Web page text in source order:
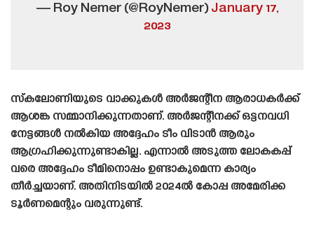
— Roy Nemer (@RoyNemer)January 17,
2023
സ്‌കലോണിയുടെ വാക്കുകൾ അർജന്റീന ആരാധകർക്ക്
ആശങ്ക സമ്മാനിക്കുന്നതാണ്. അർജന്റീനക്ക് ഒട്ടനവധി
നേട്ടങ്ങൾ നൽകിയ അദ്ദേഹം ടീം വിടാൻ ആരും
ആഗ്രഹിക്കുന്നുണ്ടാകില്ല. എന്നാൽ അടുത്ത ലോകകപ്പ്
വരെ അദ്ദേഹം ടീമിനൊപ്പം ഉണ്ടാകുമെന്ന കാര്യം
തീർച്ചയാണ്. അതിനിടയിൽ 2024ൽ കോപ്പ അമേരിക്ക
ടൂർണമെന്റും വരുന്നുണ്ട്.